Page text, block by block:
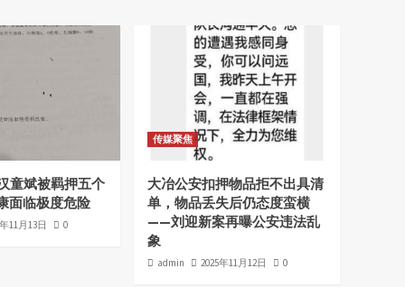
童斌被羁押五个
面临极度危险
11月13日 0
传媒聚焦
大冶公安扣押物品拒不出具清
单，物品丢失后仍态度蛮横
——刘迎新案再曝公安违法乱
象
admin 2025年11月12日 0